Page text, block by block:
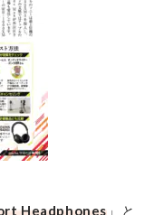
Headphones 」と